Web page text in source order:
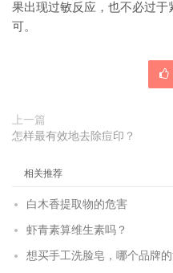
果出现过敏反应，也不必过
可。
上一篇
怎样最有效地去除痘印？
相关推荐
白木香提取物的危害
虾青素算维生素吗？
想买手工洗脸皂，哪个品牌